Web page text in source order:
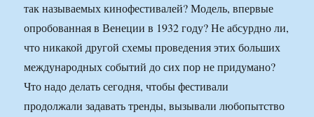
так называемых кинофестивалей? Модель, впервые
опробованная в Венеции в 1932 году? Не абсурдно ли,
что никакой другой схемы проведения этих больших
международных событий до сих пор не придумано?
Что надо делать сегодня, чтобы фестивали
продолжали задавать тренды, вызывали любопытство